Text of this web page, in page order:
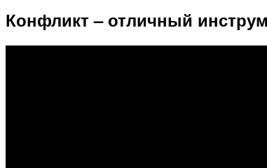
Конфликт – отличный